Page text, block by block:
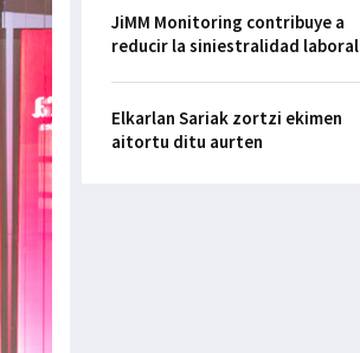
JiMM Monitoring contribuye a
reducir la siniestralidad laboral
Elkarlan Sariak zortzi ekimen
aitortu ditu aurten